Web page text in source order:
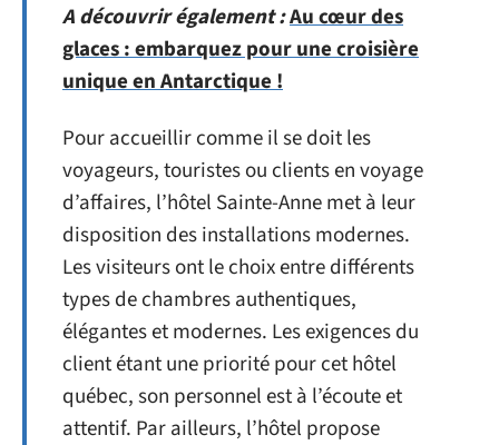
A découvrir également :Au cœur des
glaces : embarquez pour une croisière
unique en Antarctique !
Pour accueillir comme il se doit les
voyageurs, touristes ou clients en voyage
d’affaires, l’hôtel Sainte-Anne met à leur
disposition des installations modernes.
Les visiteurs ont le choix entre différents
types de chambres authentiques,
élégantes et modernes. Les exigences du
client étant une priorité pour cet hôtel
québec, son personnel est à l’écoute et
attentif. Par ailleurs, l’hôtel propose